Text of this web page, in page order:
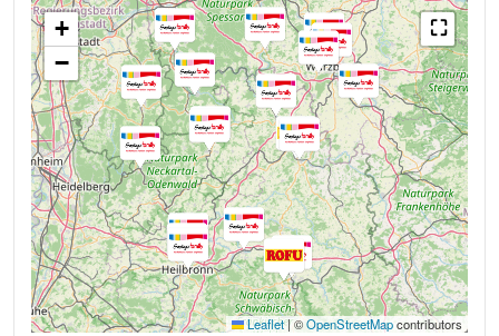
⛶
+
−
Leaflet|©OpenStreetMapcontributors